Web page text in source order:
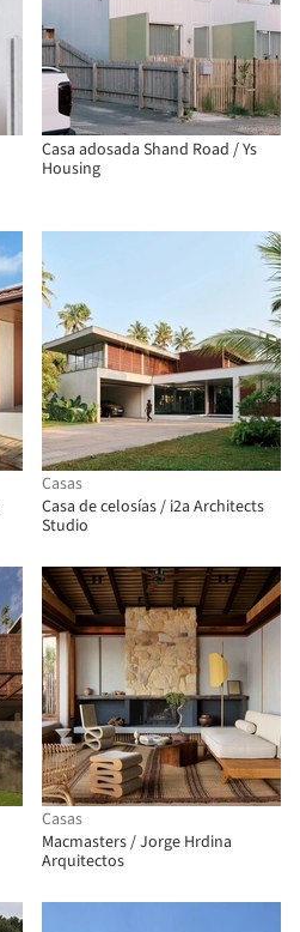
Casa adosada Shand Road / Ys
Housing
Casas
Casa de celosías / i2a Architects
Studio
Casas
Macmasters / Jorge Hrdina
Arquitectos